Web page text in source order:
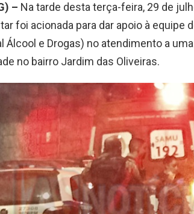
– Na tarde desta terça-feira, 29 de
foi acionada para dar apoio à equipe
Álcool e Drogas) no atendimento a
no bairro Jardim das Oliveiras.